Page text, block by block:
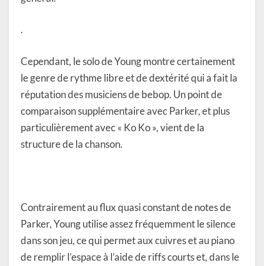
.
Cependant, le solo de Young montre certainement
le genre de rythme libre et de dextérité qui a fait la
réputation des musiciens de bebop. Un point de
comparaison supplémentaire avec Parker, et plus
particulièrement avec « Ko Ko », vient de la
structure de la chanson.
Contrairement au flux quasi constant de notes de
Parker, Young utilise assez fréquemment le silence
dans son jeu, ce qui permet aux cuivres et au piano
de remplir l’espace à l’aide de riffs courts et, dans le